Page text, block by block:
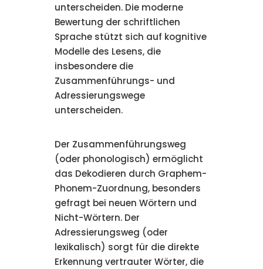
unterscheiden. Die moderne
Bewertung der schriftlichen
Sprache stützt sich auf kognitive
Modelle des Lesens, die
insbesondere die
Zusammenführungs- und
Adressierungswege
unterscheiden.
Der Zusammenführungsweg
(oder phonologisch) ermöglicht
das Dekodieren durch Graphem-
Phonem-Zuordnung, besonders
gefragt bei neuen Wörtern und
Nicht-Wörtern. Der
Adressierungsweg (oder
lexikalisch) sorgt für die direkte
Erkennung vertrauter Wörter, die